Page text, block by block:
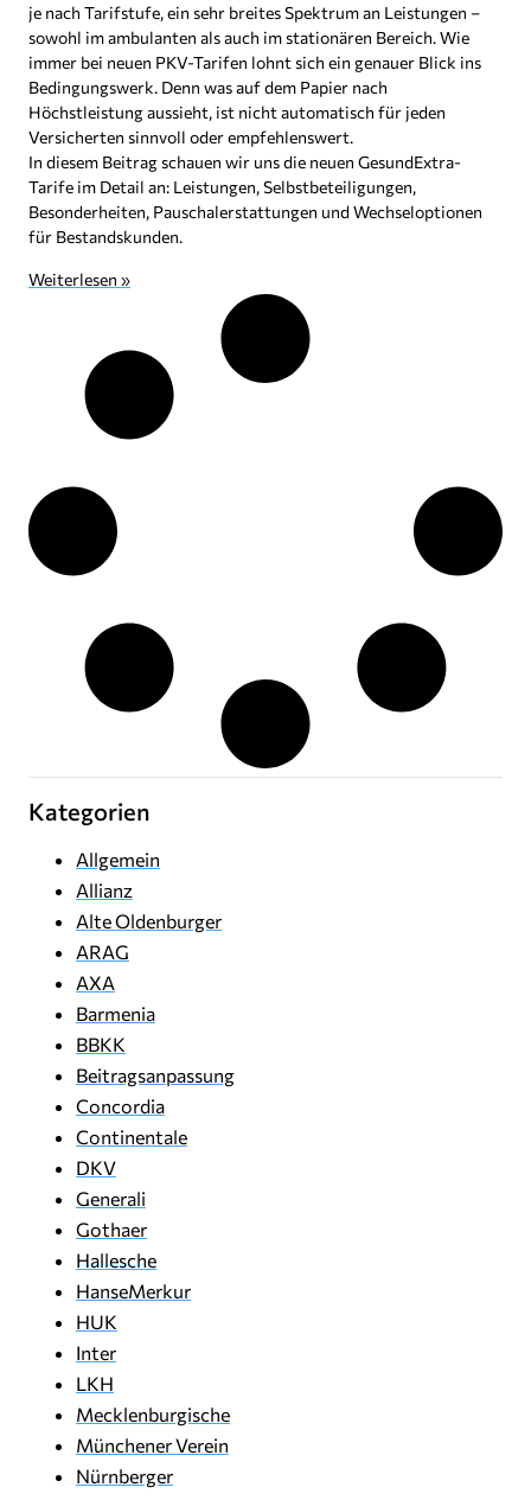
je nach Tarifstufe, ein sehr breites Spektrum an Leistungen –
sowohl im ambulanten als auch im stationären Bereich. Wie
immer bei neuen PKV-Tarifen lohnt sich ein genauer Blick ins
Bedingungswerk. Denn was auf dem Papier nach
Höchstleistung aussieht, ist nicht automatisch für jeden
Versicherten sinnvoll oder empfehlenswert.
In diesem Beitrag schauen wir uns die neuen GesundExtra-
Tarife im Detail an: Leistungen, Selbstbeteiligungen,
Besonderheiten, Pauschalerstattungen und Wechseloptionen
für Bestandskunden.
Weiterlesen »
Kategorien
Allgemein
Allianz
Alte Oldenburger
ARAG
AXA
Barmenia
BBKK
Beitragsanpassung
Concordia
Continentale
DKV
Generali
Gothaer
Hallesche
HanseMerkur
HUK
Inter
LKH
Mecklenburgische
Münchener Verein
Nürnberger